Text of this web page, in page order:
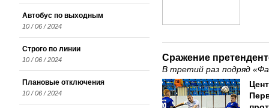
Сражение
В третий раз подряд
Автобус по выходным
10 / 06 / 2024
Строго по линии
10 / 06 / 2024
Плановые отключения
10 / 06 / 2024